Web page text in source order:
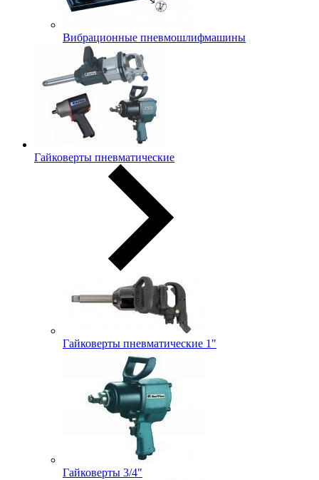
Вибрационные пневмошлифмашины
Гайковерты пневматические
Гайковерты пневматические 1"
Гайковерты 3/4"